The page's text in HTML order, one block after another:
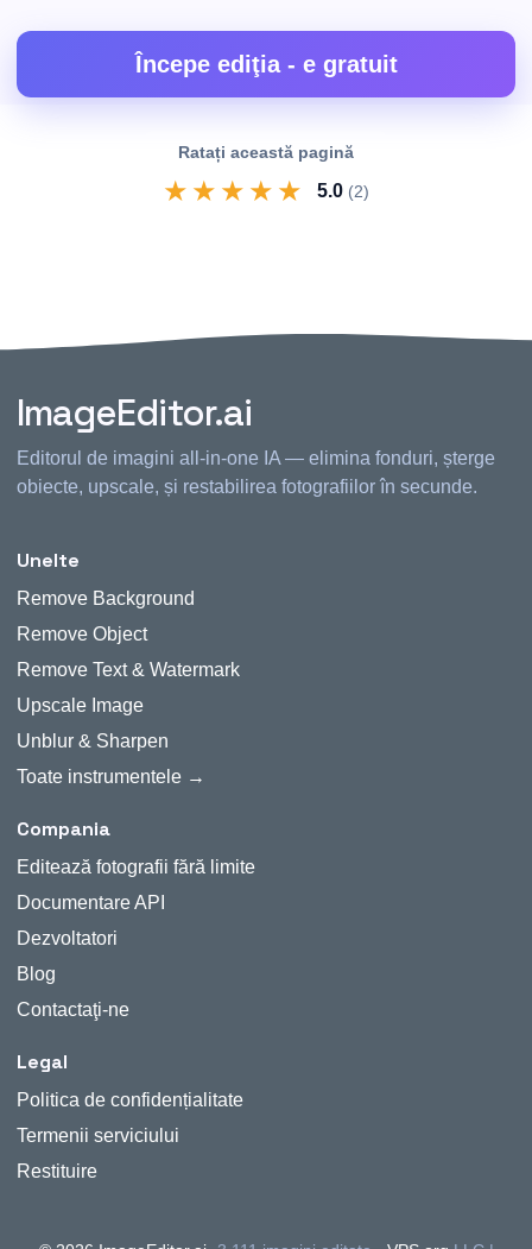
Începe ediţia - e gratuit
Ratați această pagină
★ ★ ★ ★ ★ 5.0 (2)
ImageEditor.ai
Editorul de imagini all-in-one IA — elimina fonduri, șterge
obiecte, upscale, și restabilirea fotografiilor în secunde.
Unelte
Remove Background
Remove Object
Remove Text & Watermark
Upscale Image
Unblur & Sharpen
Toate instrumentele →
Compania
Editează fotografii fără limite
Documentare API
Dezvoltatori
Blog
Contactaţi-ne
Legal
Politica de confidențialitate
Termenii serviciului
Restituire